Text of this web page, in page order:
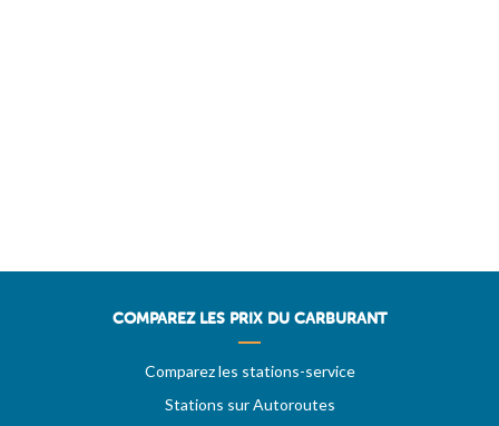
COMPAREZ LES PRIX DU CARBURANT
Comparez les stations-service
Stations sur Autoroutes